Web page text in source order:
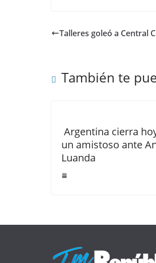
Talleres goleó a Central
También te
Argentina cierra
un amistoso ante
Luanda